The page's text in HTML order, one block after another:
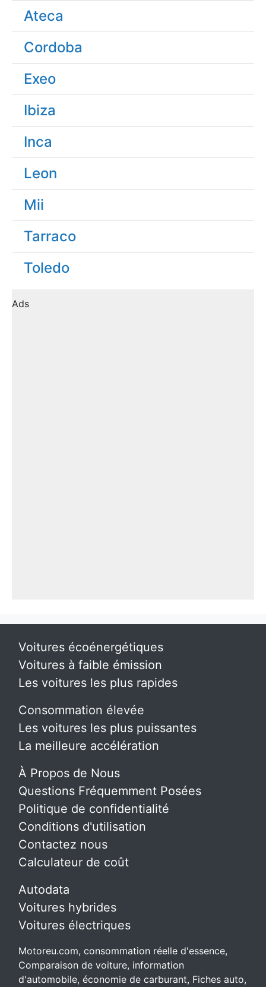
Ateca
Cordoba
Exeo
Ibiza
Inca
Leon
Mii
Tarraco
Toledo
Ads
Voitures écoénergétiques
Voitures à faible émission
Les voitures les plus rapides
Consommation élevée
Les voitures les plus puissantes
La meilleure accélération
À Propos de Nous
Questions Fréquemment Posées
Politique de confidentialité
Conditions d'utilisation
Contactez nous
Calculateur de coût
Autodata
Voitures hybrides
Voitures électriques
Motoreu.com, consommation réelle d'essence,
Comparaison de voiture, information
d'automobile, économie de carburant, Fiches auto,